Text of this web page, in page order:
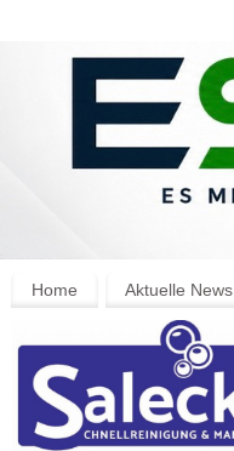
Home Aktuelle News